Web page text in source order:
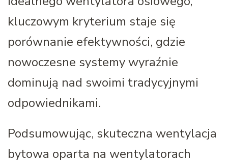
kluczowym kryterium staje się
porównanie efektywności, gdzie
nowoczesne systemy wyraźnie
dominują nad swoimi tradycyjnymi
odpowiednikami.
Podsumowując, skuteczna wentylacja
bytowa oparta na wentylatorach